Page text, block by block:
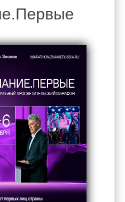
вопросы